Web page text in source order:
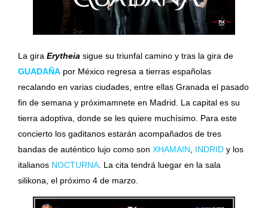
La gira Erytheia sigue su triunfal camino y tras la gira de
GUADAÑA por México regresa a tierras españolas
recalando en varias ciudades, entre ellas Granada el pasado
fin de semana y próximamnete en Madrid. La capital es su
tierra adoptiva, donde se les quiere muchísimo. Para este
concierto los gaditanos estarán acompañados de tres
bandas de auténtico lujo como son XHAMAIN, INDRID y los
italianos NOCTURNA. La cita tendrá luegar en la sala
silikona, el próximo 4 de marzo.